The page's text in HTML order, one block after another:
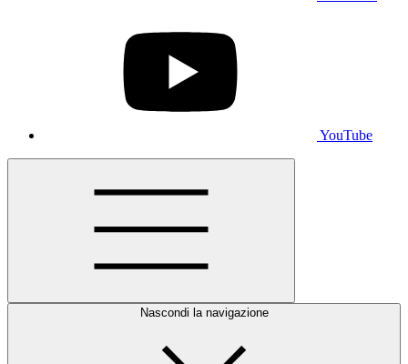
YouTube
Nascondi la navigazione